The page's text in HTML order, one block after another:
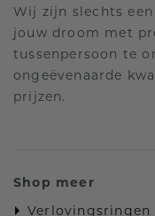
Wij zijn slechts
jouw droom met
tussenpersoon te
ongeëvenaarde
prijzen.
Shop meer
Verlovingsringen